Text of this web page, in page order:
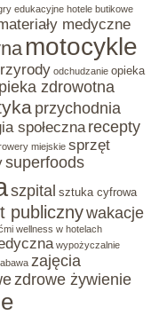
edukacyjne hotele butikowe
medyczne
motocykle
odchudzanie opieka
zdrowotna
przychodnia
społeczna recepty
miejskie sprzęt
superfoods
szpital sztuka cyfrowa
publicznywakacje
wellness w hotelach
wypożyczalnie
zajęcia
zdrowe żywienie